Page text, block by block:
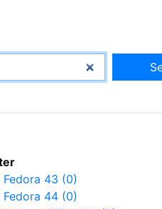
Fedora 43 (0)
Fedora 44 (0)